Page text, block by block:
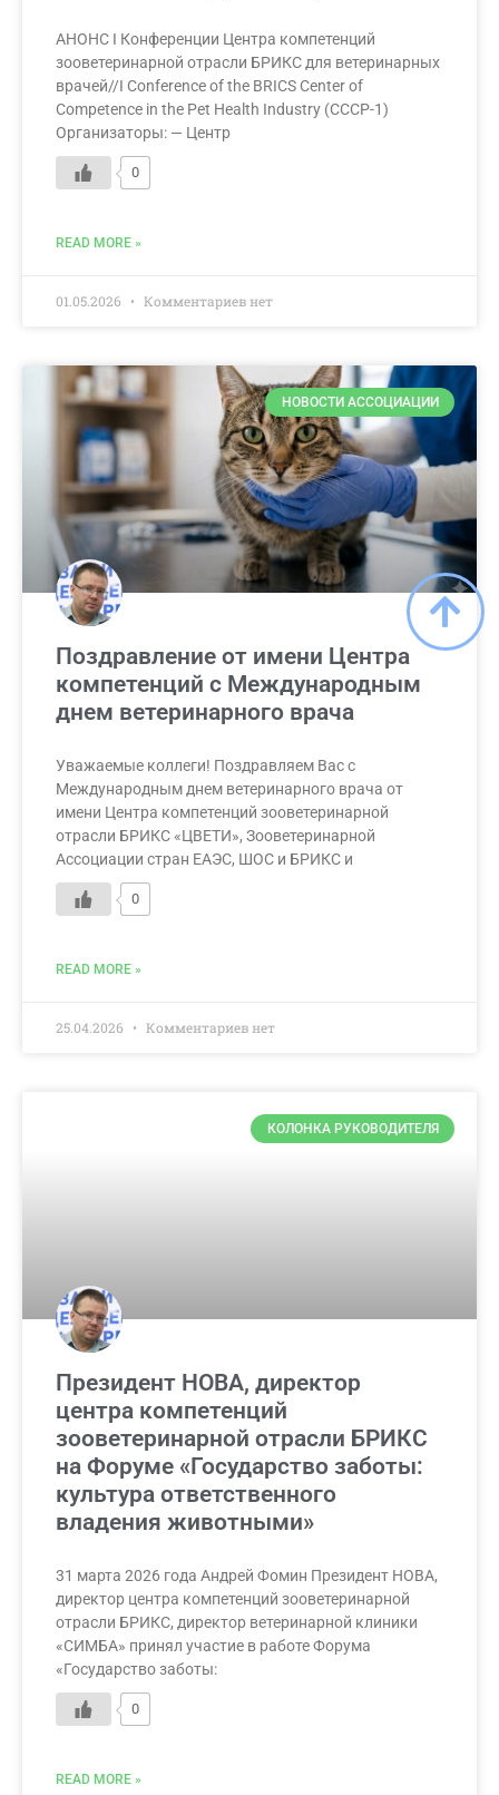
АНОНС I Конференции Центра компетенций
зооветеринарной отрасли БРИКС для ветеринарных
врачей//I Conference of the BRICS Center of
Competence in the Pet Health Industry (СССР-1)
Организаторы: — Центр
0
READ MORE »
01.05.2026 Комментариев нет
НОВОСТИ АССОЦИАЦИИ
Поздравление от имени Центра
компетенций с Международным
днем ветеринарного врача
Уважаемые коллеги! Поздравляем Вас с
Международным днем ветеринарного врача от
имени Центра компетенций зооветеринарной
отрасли БРИКС «ЦВЕТИ», Зооветеринарной
Ассоциации стран ЕАЭС, ШОС и БРИКС и
0
READ MORE »
25.04.2026 Комментариев нет
КОЛОНКА РУКОВОДИТЕЛЯ
Президент НОВА, директор
центра компетенций
зооветеринарной отрасли БРИКС
на Форуме «Государство заботы:
культура ответственного
владения животными»
31 марта 2026 года Андрей Фомин Президент НОВА,
директор центра компетенций зооветеринарной
отрасли БРИКС, директор ветеринарной клиники
«СИМБА» принял участие в работе Форума
«Государство заботы:
0
READ MORE »